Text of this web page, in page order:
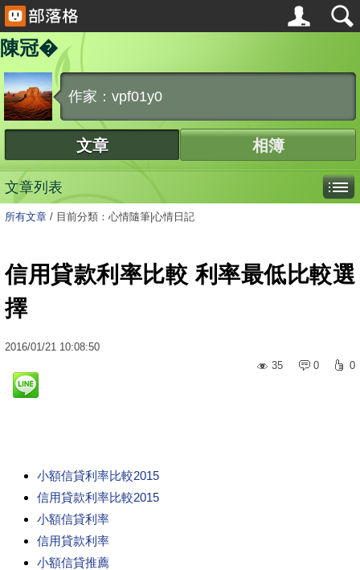
陳冠�
作家：vpf01y0
文章 相簿
文章列表
所有文章 / 目前分類：心情隨筆|心情日記
信用貸款利率比較 利率最低比較選
擇
2016/01/21 10:08:50
35
0 0
小額信貸利率比較2015
信用貸款利率比較2015
小額信貸利率
信用貸款利率
小額信貸推薦